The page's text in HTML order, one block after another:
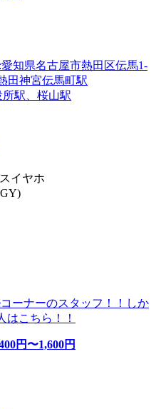
知県名古屋市熱田区伝馬1-
田神宮伝馬町駅
駅、桜山駅
イヤホ
ーナーのスタッフ！！しか
はこちら！！
円〜1,600円